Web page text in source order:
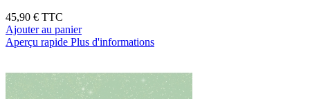
45,90 € TTC
Ajouter au panier
Aperçu rapide Plus d'informations